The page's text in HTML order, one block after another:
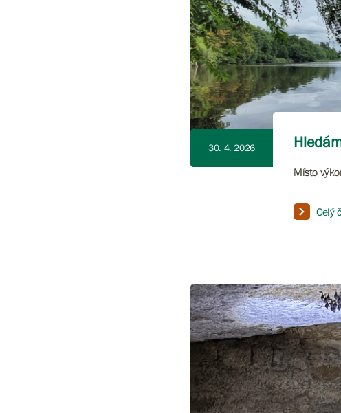
30. 4. 2026
Místo
Celý